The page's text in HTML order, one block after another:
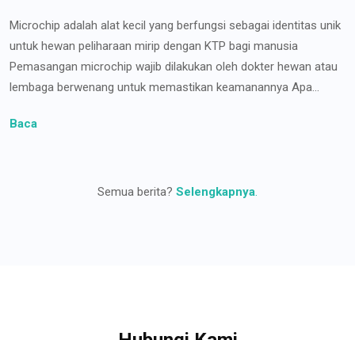
Microchip adalah alat kecil yang berfungsi sebagai identitas unik
untuk hewan peliharaan mirip dengan KTP bagi manusia
Pemasangan microchip wajib dilakukan oleh dokter hewan atau
lembaga berwenang untuk memastikan keamanannya Apa...
Baca
Semua berita? Selengkapnya.